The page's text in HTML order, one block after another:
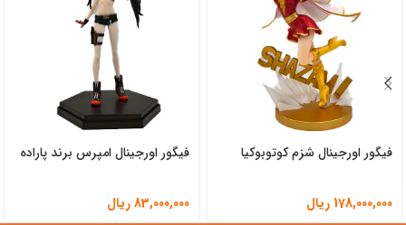
فیگور اورجینال شزم کوتوبوکیا
178,000,000 ریال
فیگور اورجینال امپرس برند پاراده
83,000,000ریال